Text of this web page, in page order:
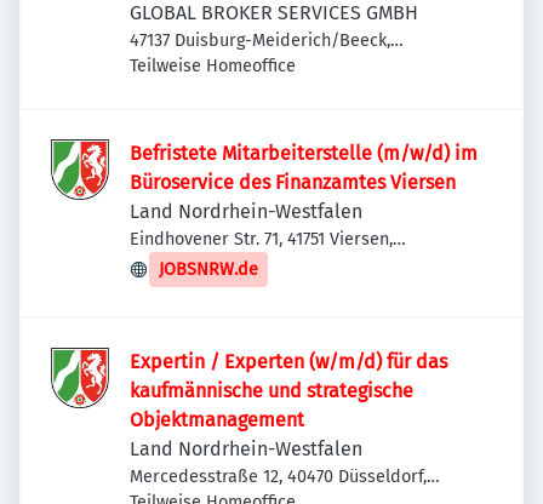
GLOBAL BROKER SERVICES GMBH
47137 Duisburg-Meiderich/Beeck,
Deutschland
Teilweise Homeoffice
Befristete Mitarbeiterstelle (m/w/d) im
Büroservice des Finanzamtes Viersen
Land Nordrhein-Westfalen
Eindhovener Str. 71, 41751 Viersen,
Deutschland
JOBSNRW.de
Expertin / Experten (w/m/d) für das
kaufmännische und strategische
Objektmanagement
Land Nordrhein-Westfalen
Mercedesstraße 12, 40470 Düsseldorf,